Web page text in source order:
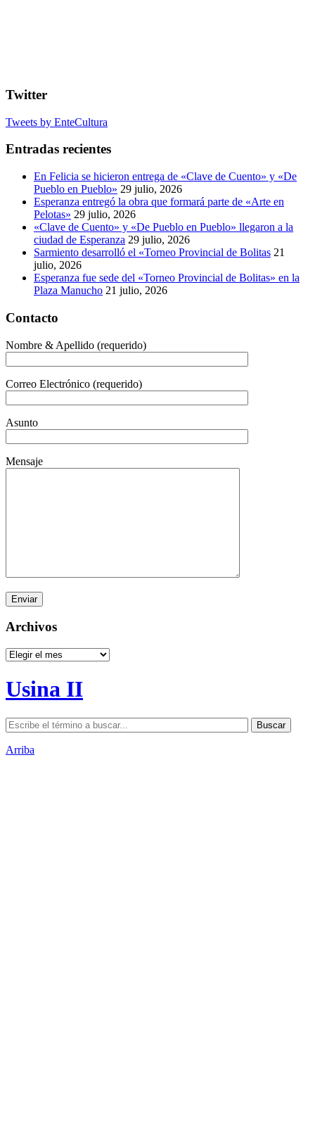
Twitter
Tweets by EnteCultura
Entradas recientes
En Felicia se hicieron entrega de «Clave de Cuento» y «De
Pueblo en Pueblo» 29 julio, 2026
Esperanza entregó la obra que formará parte de «Arte en
Pelotas» 29 julio, 2026
«Clave de Cuento» y «De Pueblo en Pueblo» llegaron a la
ciudad de Esperanza 29 julio, 2026
Sarmiento desarrolló el «Torneo Provincial de Bolitas 21
julio, 2026
Esperanza fue sede del «Torneo Provincial de Bolitas» en la
Plaza Manucho 21 julio, 2026
Contacto
Nombre & Apellido (requerido)
Correo Electrónico (requerido)
Asunto
Mensaje
Archivos
Archivos
Usina II
Arriba